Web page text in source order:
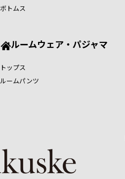
ボトムス
ルームウェア・パジャマ
トップス
ルームパンツ